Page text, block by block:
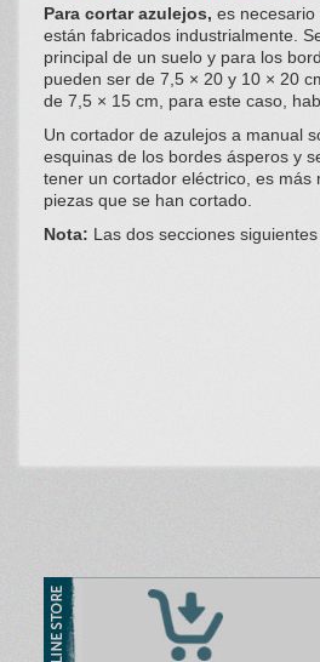
Para cortar azulejos, es
están fabricados industrialmente.
principal de un suelo y para los
pueden ser de 7,5 × 20 y 10 × 20
de 7,5 × 15 cm, para este caso,
Un cortador de azulejos a manual
esquinas de los bordes ásperos y
tener un cortador eléctrico, es más
piezas que se han cortado.
Nota: Las dos secciones